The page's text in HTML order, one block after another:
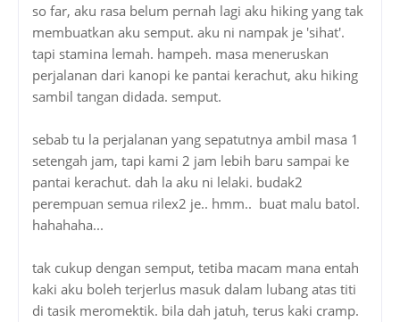
so far, aku rasa belum pernah lagi aku hiking yang tak
membuatkan aku semput. aku ni nampak je 'sihat'.
tapi stamina lemah. hampeh. masa meneruskan
perjalanan dari kanopi ke pantai kerachut, aku hiking
sambil tangan didada. semput.
sebab tu la perjalanan yang sepatutnya ambil masa 1
setengah jam, tapi kami 2 jam lebih baru sampai ke
pantai kerachut. dah la aku ni lelaki. budak2
perempuan semua rilex2 je.. hmm.. buat malu batol.
hahahaha...
tak cukup dengan semput, tetiba macam mana entah
kaki aku boleh terjerlus masuk dalam lubang atas titi
di tasik meromektik. bila dah jatuh, terus kaki cramp.